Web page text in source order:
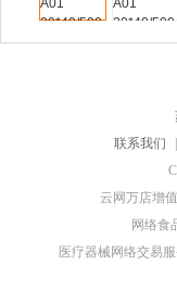
联系我们
云网万店增
网络食
医疗器械网络交易